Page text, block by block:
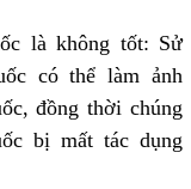
là không tốt: Sử
có thể làm ảnh
đồng thời chúng
bị mất tác dụng